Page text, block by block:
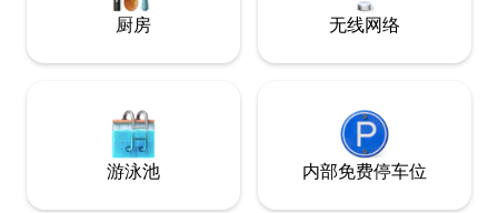
厨房 无线网络
游泳池 内部免费停车位